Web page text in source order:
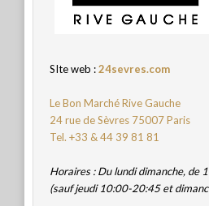
SIte web :24sevres.com
Le Bon Marché Rive Gauche
24 rue de Sèvres 75007 Paris
Tel. +33 & 44 39 81 81
Horaires : Du lundi dimanche, de
(sauf jeudi 10:00-20:45 et